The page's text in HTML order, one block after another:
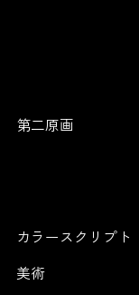
第二原画
カラースクリプト
美術